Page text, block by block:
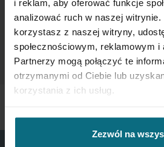
i reklam, aby oferować funkcje
analizować ruch w naszej
korzystasz z naszej witryny,
społecznościowym, reklamowym i
Partnerzy mogą połączyć te
otrzymanymi od Ciebie lub
korzystania z ich usług.
Zezwól na
Wprowadzając i zatwierdzając swoje dane
na otrzymywanie newslettera na zasadach
Newsletter oraz Polityce Prywatności.